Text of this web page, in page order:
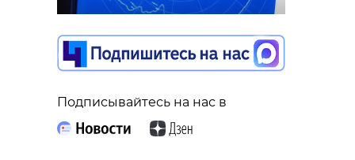
Подписывайтесь на нас в